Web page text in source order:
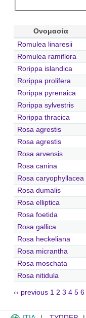
Ονομασία
Romulea linaresii
Romulea ramiflora
Rorippa islandica
Rorippa prolifera
Rorippa pyrenaica
Rorippa sylvestris
Rorippa thracica
Rosa agrestis
Rosa agrestis
Rosa arvensis
Rosa canina
Rosa caryophyllacea
Rosa dumalis
Rosa elliptica
Rosa foetida
Rosa gallica
Rosa heckeliana
Rosa micrantha
Rosa moschata
Rosa nitidula
‹‹ previous 1 2 3 4 5 6